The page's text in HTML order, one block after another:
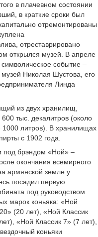
в плачевном состоянии
в краткие сроки был
отремонтированы
отреставрировано
открылся музей. В апреле
событие –
музей Николая Шустова, его
Линда
из двух хранилищ,
тыс. декалитров (около
1000 литров). В хранилищах
с 1902 года.
под брэндом «Ной» –
окончания всемирного
армянской земле у
посадил первую
под руководством
марок коньяка: «Ной
(20 лет), «Ной Классик
«Ной Классик 7» (7 лет),
коньяки